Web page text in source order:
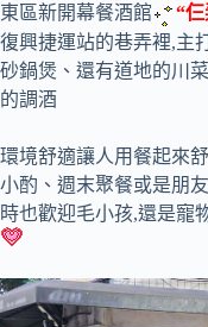
東區新開幕餐酒館 “
復興捷運站的巷弄裡,主
砂鍋煲、還有道地的川
的調酒
環境舒適讓人用餐起來
小酌、週末聚餐或是朋
時也歡迎毛小孩,還是寵